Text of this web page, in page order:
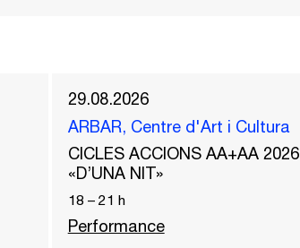
29.08.2026
ARBAR, Centre d'Art i Cultura
CICLES ACCIONS AA+AA 2026
«D’UNA NIT»
18 – 21 h
Performance